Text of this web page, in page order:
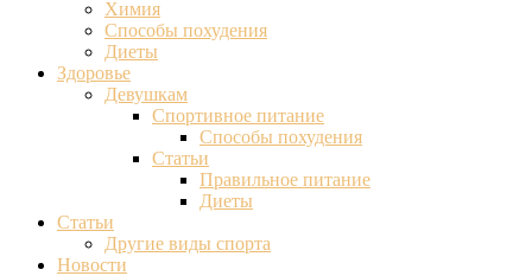
Химия
Способы похудения
Диеты
Здоровье
Девушкам
Спортивное питание
Способы похудения
Статьи
Правильное питание
Диеты
Статьи
Другие виды спорта
Новости